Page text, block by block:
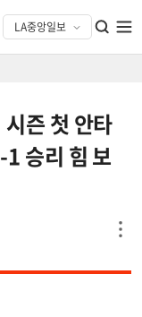
즌 첫 안타
승리 힘 보